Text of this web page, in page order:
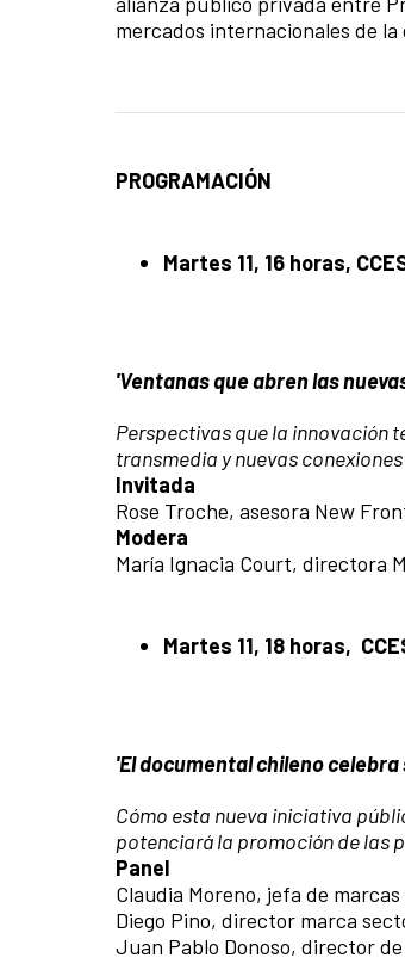
mercados internacionales de la
PROGRAMACIÓN
Martes 11, 16 horas,
'Ventanas que abren las
Perspectivas que la innovación
transmedia y nuevas
Invitada
Rose Troche, asesora New
Modera
María Ignacia Court, directora
Martes 11, 18 horas,
'El documental chileno
Cómo esta nueva iniciativa
potenciará la promoción de las
Panel
Claudia Moreno, jefa de
Diego Pino, director marca
Juan Pablo Donoso, director